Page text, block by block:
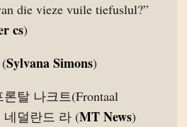
die vieze vuile tiefuslul?”
cs)
Sylvana Simons)
탈 나크트(Frontaal
네덜란드 라 (MT News)